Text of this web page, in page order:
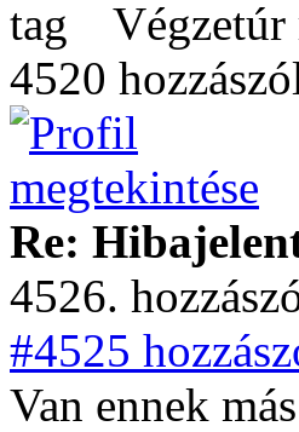
Végzetúr
4520
Re:
4526.
#4525
Van ennek